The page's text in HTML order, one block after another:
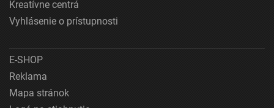
Kreatívne centrá
Vyhlásenie o prístupnosti
E-SHOP
Reklama
Mapa stránok